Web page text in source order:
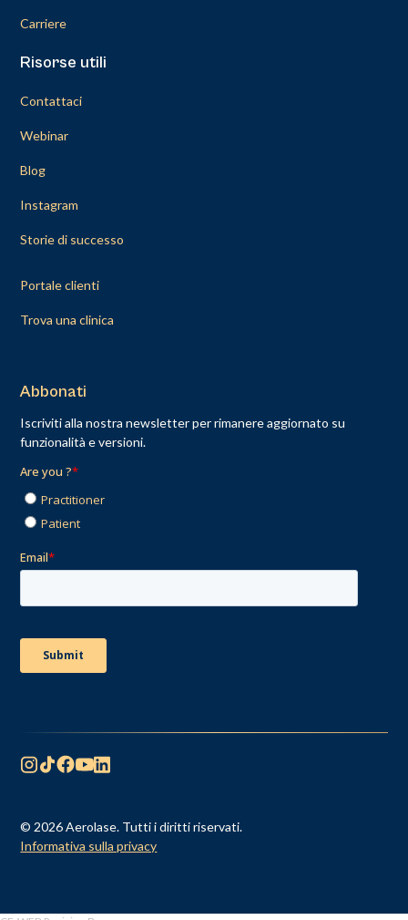
Carriere
Risorse utili
Contattaci
Webinar
Blog
Instagram
Storie di successo
Portale clienti
Trova una clinica
Abbonati
Iscriviti alla nostra newsletter per rimanere aggiornato su
funzionalità e versioni.
© 2026 Aerolase. Tutti i diritti riservati.
Informativa sulla privacy